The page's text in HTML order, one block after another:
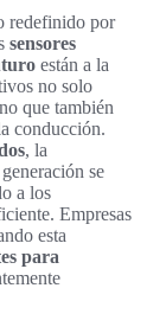
redefinido por
sensores
están a la
no solo
que también
conducción.
, la
se
a los
Empresas
esta
para